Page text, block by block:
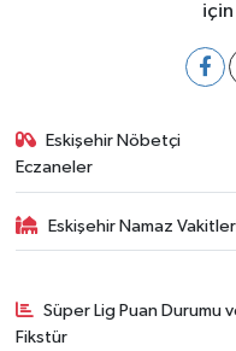
için
Eskişehir Nöbetçi
Eczaneler
Eskişehir Namaz
Süper Lig Puan Durumu
Fikstür